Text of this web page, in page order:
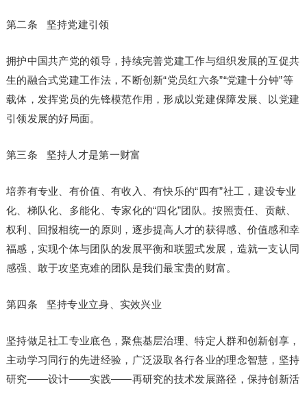
第二条 坚持党建引领
拥护中国共产党的领导，持续完善党建工作与组织发展的互促共
生的融合式党建工作法，不断创新“党员红六条”“党建十分钟”等
载体，发挥党员的先锋模范作用，形成以党建保障发展、以党建
引领发展的好局面。
第三条 坚持人才是第一财富
培养有专业、有价值、有收入、有快乐的“四有”社工，建设专业
化、梯队化、多能化、专家化的“四化”团队。按照责任、贡献、
权利、回报相统一的原则，逐步提高人才的获得感、价值感和幸
福感，实现个体与团队的发展平衡和联盟式发展，造就一支认同
感强、敢于攻坚克难的团队是我们最宝贵的财富。
第四条 坚持专业立身、实效兴业
坚持做足社工专业底色，聚焦基层治理、特定人群和创新创享，
主动学习同行的先进经验，广泛汲取各行各业的理念智慧，坚持
研究——设计——实践——再研究的技术发展路径，保持创新活